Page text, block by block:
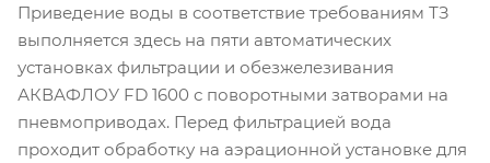
Приведение воды в соответствие требованиям ТЗ
выполняется здесь на пяти автоматических
установках фильтрации и обезжелезивания
АКВАФЛОУ FD 1600 с поворотными затворами на
пневмоприводах. Перед фильтрацией вода
проходит обработку на аэрационной установке для